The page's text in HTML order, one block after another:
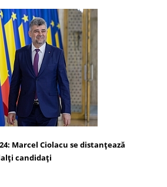
Marcel Ciolacu se distanțează
candidați